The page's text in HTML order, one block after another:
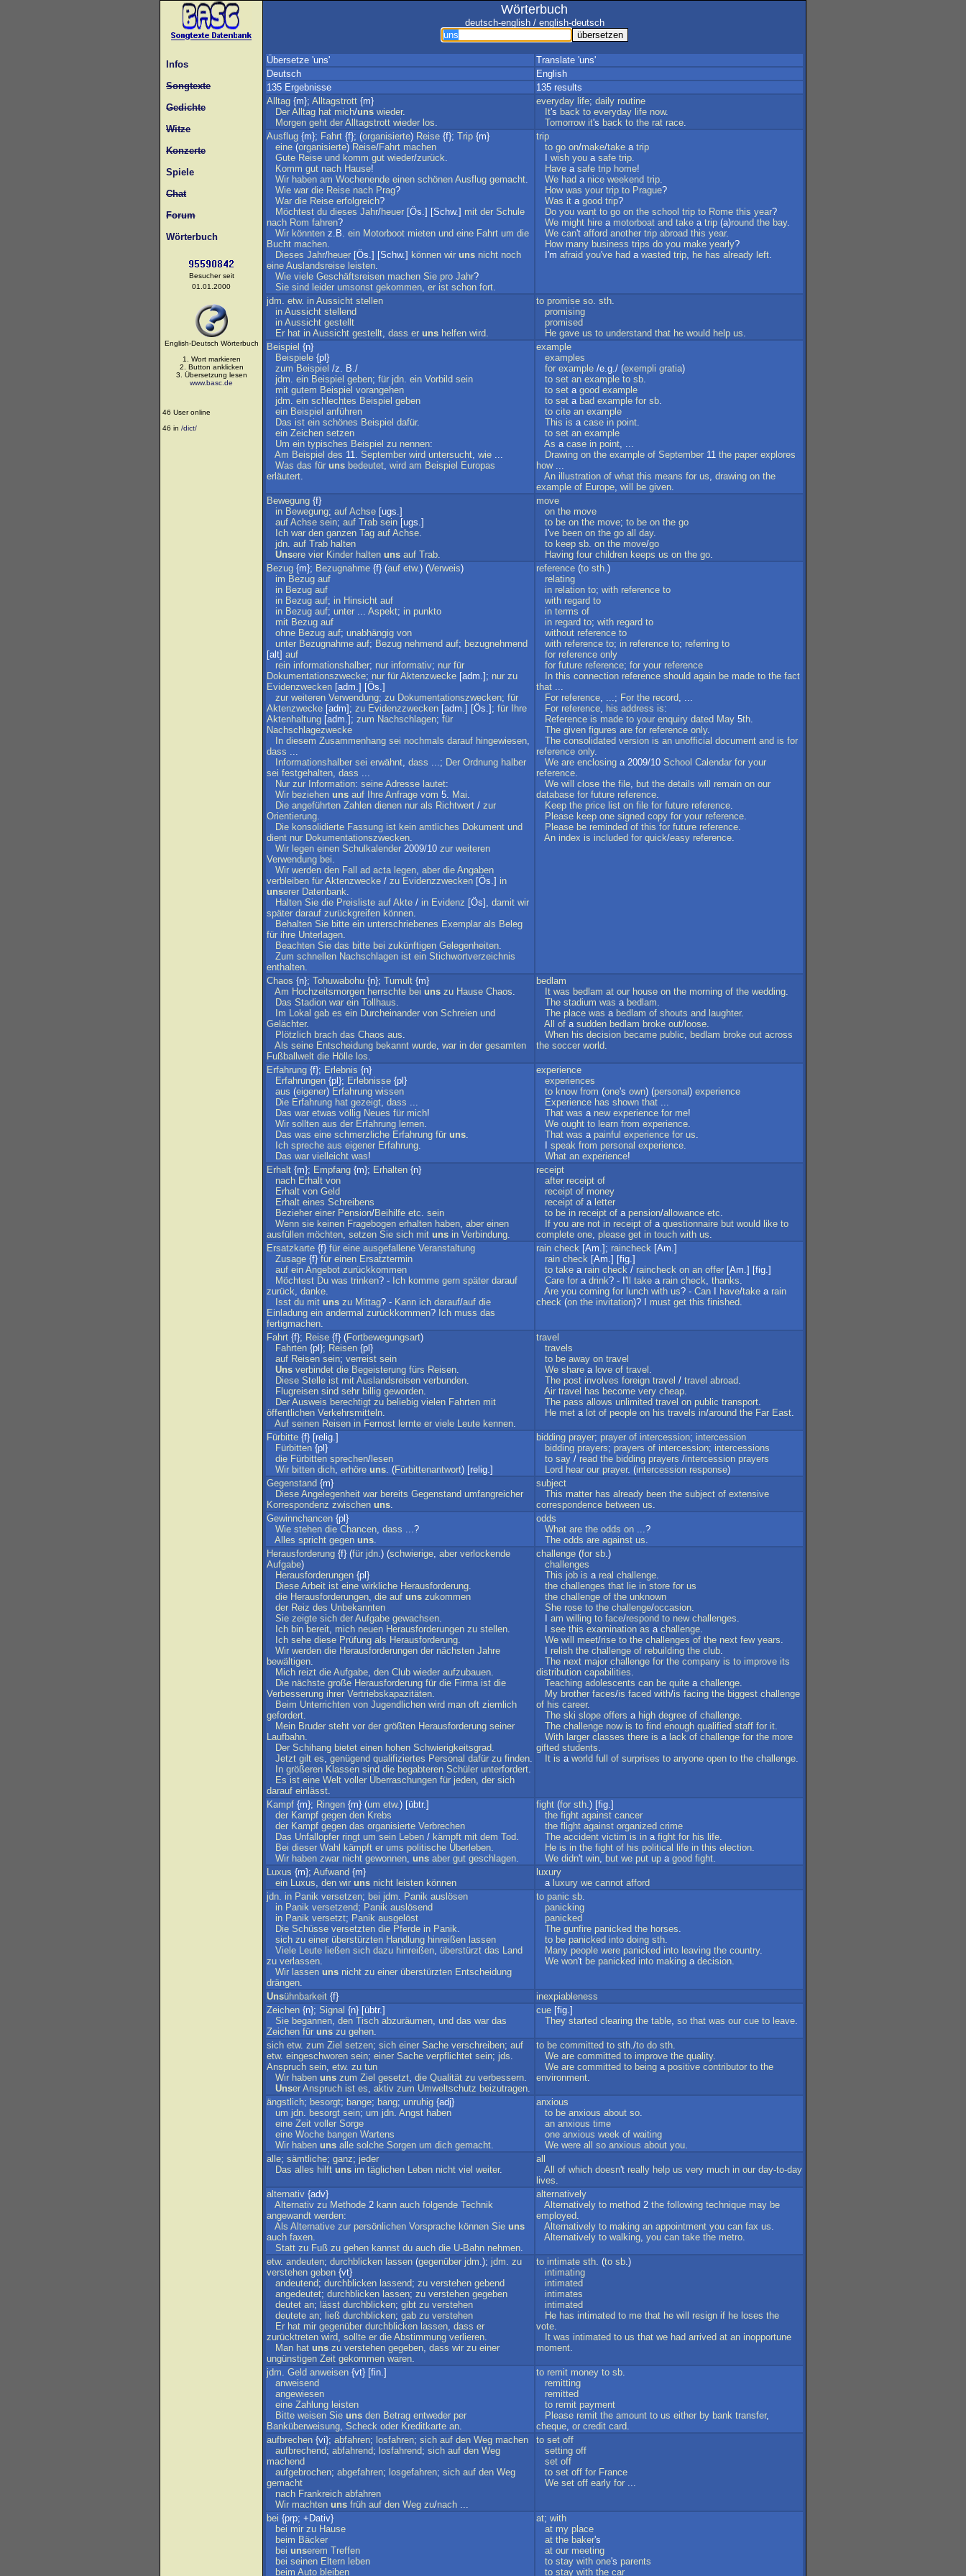
Infos
Songtexte
Gedichte
Witze
Konzerte
Spiele
Chat
Forum
Wörterbuch
Besucher seit
01.01.2000
English-Deutsch Wörterbuch
1. Wort markieren
2. Button anklicken
3. Übersetzung lesen
www.basc.de
46 User online
46 in /dict/
Wörterbuch
deutsch-english / english-deutsch
Übersetze 'uns'
Translate 'uns'
Deutsch
English
135 Ergebnisse
135 results
Alltag {m}; Alltagstrott {m}
Der Alltag hat mich/uns wieder.
Morgen geht der Alltagstrott wieder los.
everyday life; daily routine
It's back to everyday life now.
Tomorrow it's back to the rat race.
Ausflug {m}; Fahrt {f}; (organisierte) Reise {f}; Trip {m}
eine (organisierte) Reise/Fahrt machen
Gute Reise und komm gut wieder/zurück.
Komm gut nach Hause!
Wir haben am Wochenende einen schönen Ausflug gemacht.
Wie war die Reise nach Prag?
War die Reise erfolgreich?
Möchtest du dieses Jahr/heuer [Ös.] [Schw.] mit der Schule
nach Rom fahren?
Wir könnten z.B. ein Motorboot mieten und eine Fahrt um die
Bucht machen.
Dieses Jahr/heuer [Ös.] [Schw.] können wir uns nicht noch
eine Auslandsreise leisten.
Wie viele Geschäftsreisen machen Sie pro Jahr?
Sie sind leider umsonst gekommen, er ist schon fort.
trip
to go on/make/take a trip
wish you a safe trip.
Have a safe trip home!
We had a nice weekend trip.
How was your trip to Prague?
Was it a good trip?
Do you want to go on the school trip to Rome this year?
We might hire a motorboat and take a trip (a)round the bay.
We can't afford another trip abroad this year.
How many business trips do you make yearly?
I'm afraid you've had a wasted trip, he has already left.
jdm. etw. in Aussicht stellen
in Aussicht stellend
in Aussicht gestellt
Er hat in Aussicht gestellt, dass er uns helfen wird.
to promise so. sth.
promising
promised
He gave us to understand that he would help us.
Beispiel {n}
Beispiele {pl}
zum Beispiel /z. B./
jdm. ein Beispiel geben; für jdn. ein Vorbild sein
mit gutem Beispiel vorangehen
jdm. ein schlechtes Beispiel geben
ein Beispiel anführen
Das ist ein schönes Beispiel dafür.
ein Zeichen setzen
Um ein typisches Beispiel zu nennen:
Am Beispiel des 11. September wird untersucht, wie ...
Was das für uns bedeutet, wird am Beispiel Europas
erläutert.
example
examples
for example /e.g./ (exempli gratia)
to set an example to sb.
to set a good example
to set a bad example for sb.
to cite an example
This is a case in point.
to set an example
As a case in point, ...
Drawing on the example of September 11 the paper explores
how...
An illustration of what this means for us, drawing on the
example of Europe, will be given.
Bewegung {f}
in Bewegung; auf Achse [ugs.]
auf Achse sein; auf Trab sein [ugs.]
Ich war den ganzen Tag auf Achse.
jdn. auf Trab halten
Unsere vier Kinder halten uns auf Trab.
move
on the move
to be on the move; to be on the go
I've been on the go all day.
to keep sb. on the move/go
Having four children keeps us on the go.
Bezug {m}; Bezugnahme {f} (auf etw.) (Verweis)
im Bezug auf
in Bezug auf
in Bezug auf; in Hinsicht auf
in Bezug auf; unter ... Aspekt; in punkto
mit Bezug auf
ohne Bezug auf; unabhängig von
unter Bezugnahme auf; Bezug nehmend auf; bezugnehmend
[alt] auf
rein informationshalber; nur informativ; nur für
Dokumentationszwecke; nur für Aktenzwecke [adm.]; nur zu
Evidenzwecken [adm.] [Ös.]
zur weiteren Verwendung; zu Dokumentationszwecken; für
Aktenzwecke [adm]; zu Evidenzzwecken [adm.] [Ös.]; für
Ihre
Aktenhaltung [adm.]; zum Nachschlagen; für
Nachschlagezwecke
In diesem Zusammenhang sei nochmals darauf hingewiesen,
dass ...
Informationshalber sei erwähnt, dass ...; Der Ordnung halber
sei festgehalten, dass ...
Nur zur Information: seine Adresse lautet:
Wir beziehen uns auf Ihre Anfrage vom 5. Mai.
Die angeführten Zahlen dienen nur als Richtwert / zur
Orientierung.
Die konsolidierte Fassung ist kein amtliches Dokument und
dient nur Dokumentationszwecken.
Wir legen einen Schulkalender 2009/10 zur weiteren
Verwendung bei.
Wir werden den Fall ad acta legen, aber die Angaben
verbleiben für Aktenzwecke / zu Evidenzzwecken [Ös.] in
unserer Datenbank.
Halten Sie die Preisliste auf Akte / in Evidenz [Ös], damit wir
später darauf zurückgreifen können.
Behalten Sie bitte ein unterschriebenes Exemplar als Beleg
für ihre Unterlagen.
Beachten Sie das bitte bei zukünftigen Gelegenheiten.
Zum schnellen Nachschlagen ist ein Stichwortverzeichnis
enthalten.
reference (to sth.)
relating
in relation to; with reference to
with regard to
in terms of
in regard to; with regard to
without reference to
with reference to; in reference to; referring to
for reference only
for future reference; for your reference
In this connection reference should again be made to the fact
that ...
For reference, ...; For the record, ...
For reference, his address is:
Reference is made to your enquiry dated May 5th.
The given figures are for reference only.
The consolidated version is an unofficial document and is for
reference only.
We are enclosing a 2009/10 School Calendar for your
reference.
We will close the file, but the details will remain on our
database for future reference.
Keep the price list on file for future reference.
Please keep one signed copy for your reference.
Please be reminded of this for future reference.
An index is included for quick/easy reference.
Chaos {n}; Tohuwabohu {n}; Tumult {m}
Am Hochzeitsmorgen herrschte bei uns zu Hause Chaos.
Das Stadion war ein Tollhaus.
Im Lokal gab es ein Durcheinander von Schreien und
Gelächter.
Plötzlich brach das Chaos aus.
Als seine Entscheidung bekannt wurde, war in der gesamten
Fußballwelt die Hölle los.
bedlam
It was bedlam at our house on the morning of the wedding.
The stadium was a bedlam.
The place was a bedlam of shouts and laughter.
All
of a sudden bedlam broke out/ loose.
When his decision became public, bedlam broke out across
the soccer world.
Erfahrung {f}; Erlebnis {n}
Erfahrungen {pl}; Erlebnisse {pl}
aus (eigener) Erfahrung wissen
Die Erfahrung hat gezeigt, dass ...
Das war etwas völlig Neues für mich!
Wir sollten aus der Erfahrung lernen.
Das was eine schmerzliche Erfahrung für uns.
Ich spreche aus eigener Erfahrung.
Das war vielleicht was!
experience
experiences
to know from (one's own) (personal) experience
Experience has shown that ...
That was a new experience for me!
We ought to learn from experience.
That was a painful experience for us.
speak from personal experience.
What an experience!
Erhalt {m}; Empfang {m}; Erhalten {n}
nach Erhalt von
Erhalt von Geld
Erhalt eines Schreibens
Bezieher einer Pension/Beihilfe etc. sein
Wenn sie keinen Fragebogen erhalten haben, aber einen
ausfüllen möchten, setzen Sie sich mit uns in Verbindung.
receipt
after receipt of
receipt of money
receipt of a letter
to be in receipt of a pension/allowance etc.
If you are not in receipt of a questionnaire but would like to
complete one, please get in touch with us.
Ersatzkarte {f} für eine ausgefallene Veranstaltung
Zusage {f} für einen Ersatztermin
auf ein Angebot zurückkommen
Möchtest Du was trinken? - Ich komme gern später darauf
zurück, danke.
Isst du mit uns zu Mittag? - Kann ich darauf/auf die
Einladung ein andermal zurückkommen? Ich muss das
fertigmachen.
rain check [Am.]; raincheck [Am.]
rain check [Am.] [fig.]
to take a rain check / raincheck on an offer [Am.] [fig.]
Care for a drink? - I' take a rain check, thanks.
Are you coming for lunch with us? - Can have/take a rain
check (on the invitation)? I must get this finished.
Fahrt {f}; Reise {f} (Fortbewegungsart)
Fahrten {pl}; Reisen {pl}
auf Reisen sein; verreist sein
Uns verbindet die Begeisterung fürs Reisen.
Diese Stelle ist mit Auslandsreisen verbunden.
Flugreisen sind sehr billig geworden.
Der Ausweis berechtigt zu beliebig vielen Fahrten mit
öffentlichen Verkehrsmitteln.
Auf seinen Reisen in Fernost lernte er viele Leute kennen.
travel
travels
to be away on travel
We share a love of travel .
The post involves foreign travel / travel abroad.
Air travel has become very cheap.
The pass allows unlimited travel on public transport.
He met a lot of people on his travels in/around the Far East.
Fürbitte {f} [relig.]
Fürbitten {pl}
die Fürbitten sprechen/ lesen
Wir bitten dich, erhöre uns. (Fürbittenantwort) [relig.]
bidding prayer; prayer of intercession; intercession
bidding prayers; prayers of intercession; intercessions
to say / read the bidding prayers /intercession prayers
Lord hear our prayer. (intercession response)
Gegenstand {m}
Diese Angelegenheit war bereits Gegenstand umfangreicher
Korrespondenz zwischen uns.
subject
This matter has already been the subject of extensive
correspondence between us.
Gewinnchancen {pl}
Wie stehen die Chancen, dass ...?
Alles spricht gegen uns.
odds
What are the odds on ...?
The odds are against us.
Herausforderung {f} (für jdn.) (schwierige, aber verlockende
Aufgabe)
Herausforderungen {pl}
Diese Arbeit ist eine wirkliche Herausforderung.
die Herausforderungen, die auf uns zukommen
der Reiz des Unbekannten
Sie zeigte sich der Aufgabe gewachsen.
Ich bin bereit, mich neuen Herausforderungen zu stellen.
Ich sehe diese Prüfung als Herausforderung.
Wir werden die Herausforderungen der nächsten Jahre
bewältigen.
Mich reizt die Aufgabe, den Club wieder aufzubauen.
Die nächste große Herausforderung für die Firma ist die
Verbesserung ihrer Vertriebskapazitäten.
Beim Unterrichten von Jugendlichen wird man oft ziemlich
gefordert.
Mein Bruder steht vor der größten Herausforderung seiner
Laufbahn.
Der Schihang bietet einen hohen Schwierigkeitsgrad.
Jetzt gilt es, genügend qualifiziertes Personal dafür zu finden.
In größeren Klassen sind die begabteren Schüler unterfordert.
Es ist eine Welt voller Überraschungen für jeden, der sich
darauf einlässt.
challenge (for sb.)
challenges
This job is a real challenge.
the challenges that lie in store for us
the challenge of the unknown
She rose to the challenge/occasion.
am willing to face/respond to new challenges.
see this examination as a challenge.
We will meet/rise to the challenges of the next few years.
relish the challenge of rebuilding the club.
The next major challenge for the company is to improve its
distribution capabilities.
Teaching adolescents can be quite a challenge.
My brother faces/is faced with/is facing the biggest challenge
of his career.
The ski slope offers a high degree of challenge.
The challenge now is to find enough qualified staff for it.
With larger classes there is a lack of challenge for the more
gifted students.
It is a world full of surprises to anyone open to the challenge.
Kampf {m}; Ringen {m} (um etw.) [übtr.]
der Kampf gegen den Krebs
der Kampf gegen das organisierte Verbrechen
Das Unfallopfer ringt um sein Leben / kämpft mit dem Tod.
Bei dieser Wahl kämpft er ums politische Überleben.
Wir haben zwar nicht gewonnen, uns aber gut geschlagen.
fight (for sth.) [fig.]
the fight against cancer
the flight against organized crime
The accident victim is in a fight for his life.
He is in the fight of his political life in this election.
We didn't win, but we put up a good fight.
Luxus {m}; Aufwand {m}
ein Luxus, den wir uns nicht leisten können
luxury
a luxury we cannot afford
jdn. in Panik versetzen; bei jdm. Panik auslösen
in Panik versetzend; Panik auslösend
in Panik versetzt; Panik ausgelöst
Die Schüsse versetzten die Pferde in Panik.
sich zu einer überstürzten Handlung hinreißen lassen
Viele Leute ließen sich dazu hinreißen, überstürzt das Land
zu verlassen.
Wir lassen uns nicht zu einer überstürzten Entscheidung
drängen.
to panic sb.
panicking
panicked
The gunfire panicked the horses.
to be panicked into doing sth.
Many people were panicked into leaving the country.
We won't be panicked into making a decision.
Unsühnbarkeit {f}
inexpiableness
Zeichen {n}; Signal {n} [übtr.]
Sie begannen, den Tisch abzuräumen, und das war das
Zeichen für uns zu gehen.
cue [fig.]
They started clearing the table, so that was our cue to leave.
sich etw. zum Ziel setzen; sich einer Sache verschreiben; auf
etw. eingeschworen sein; einer Sache verpflichtet sein; jds.
Anspruch sein, etw. zu tun
Wir haben uns zum Ziel gesetzt, die Qualität zu verbessern.
Unser Anspruch ist es, aktiv zum Umweltschutz beizutragen.
to be committed to sth./to do sth.
We are committed to improve the quality.
We are committed to being a positive contributor to the
environment.
ängstlich; besorgt; bange; bang; unruhig {adj}
um jdn. besorgt sein; um jdn. Angst haben
eine Zeit voller Sorge
eine Woche bangen Wartens
Wir haben uns alle solche Sorgen um dich gemacht.
anxious
to be anxious about so.
an anxious time
one anxious week of waiting
We were all so anxious about you.
alle; sämtliche; ganz; jeder
Das alles hilft uns im täglichen Leben nicht viel weiter.
all
All
of which doesn't really help us very much in our day-to-day
lives.
alternativ {adv}
Alternativ zu Methode 2 kann auch folgende Technik
angewandt werden:
Als Alternative zur persönlichen Vorsprache können Sie uns
auch faxen.
Statt zu Fuß zu gehen kannst du auch die U-Bahn nehmen.
alternatively
Alternatively to method 2 the following technique may be
employed.
Alternatively to making an appointment you can fax us.
Alternatively to walking, you can take the metro.
etw. andeuten; durchblicken lassen (gegenüber jdm.); jdm. zu
verstehen geben {vt}
andeutend; durchblicken lassend; zu verstehen gebend
angedeutet; durchblicken lassen; zu verstehen gegeben
deutet an; lässt durchblicken; gibt zu verstehen
deutete an; ließ durchblicken; gab zu verstehen
Er hat mir gegenüber durchblicken lassen, dass er
zurücktreten wird, sollte er die Abstimmung verlieren.
Man hat uns zu verstehen gegeben, dass wir zu einer
ungünstigen Zeit gekommen waren.
to intimate sth. (to sb.)
intimating
intimated
intimates
intimated
He has intimated to me that he will resign if he loses the
vote.
It was intimated to us that we had arrived at an inopportune
moment.
jdm. Geld anweisen {vt} [fin.]
anweisend
angewiesen
eine Zahlung leisten
Bitte weisen Sie uns den Betrag entweder per
Banküberweisung, Scheck oder Kreditkarte an.
to remit money to sb.
remitting
remitted
to remit payment
Please remit the amount to us either by bank transfer,
cheque, or credit card.
aufbrechen {vi}; abfahren; losfahren; sich auf den Weg machen
aufbrechend; abfahrend; losfahrend; sich auf den Weg
machend
aufgebrochen; abgefahren; losgefahren; sich auf den Weg
gemacht
nach Frankreich abfahren
Wir machten uns früh auf den Weg zu/nach ...
to set off
setting off
set off
to set off for France
We set off early for ...
bei {prp; +Dativ}
bei mir zu Hause
beim Bäcker
bei unserem Treffen
bei seinen Eltern leben
beim Auto bleiben
at; with
at my place
at the baker's
at our meeting
to stay with one's parents
to stay with the car